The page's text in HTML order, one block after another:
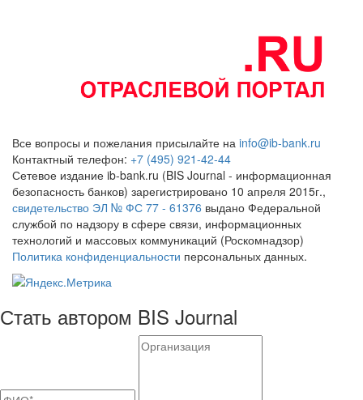
Все вопросы и пожелания присылайте на info@ib-bank.ru
Контактный телефон: +7 (495) 921-42-44
Сетевое издание ib-bank.ru (BIS Journal - информационная
безопасность банков) зарегистрировано 10 апреля 2015г.,
свидетельство ЭЛ № ФС 77 - 61376 выдано Федеральной
службой по надзору в сфере связи, информационных
технологий и массовых коммуникаций (Роскомнадзор)
Политика конфиденциальности персональных данных.
Стать автором BIS Journal